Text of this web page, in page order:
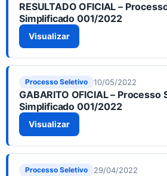
RESULTADO OFICIAL –
Simplificado 001/2022
Visualizar
Processo Seletivo 10/05/2022
GABARITO OFICIAL – Processo
Simplificado 001/2022
Visualizar
Processo Seletivo 29/04/2022